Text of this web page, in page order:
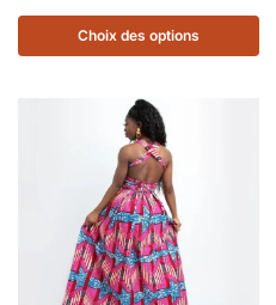
Choix des options